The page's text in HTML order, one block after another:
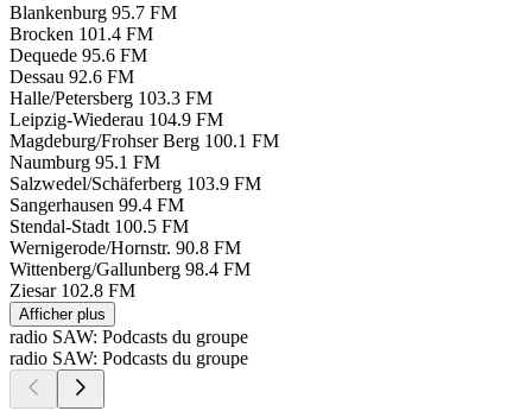
Blankenburg 95.7 FM
Brocken 101.4 FM
Dequede 95.6 FM
Dessau 92.6 FM
Halle/Petersberg 103.3 FM
Leipzig-Wiederau 104.9 FM
Magdeburg/Frohser Berg 100.1 FM
Naumburg 95.1 FM
Salzwedel/Schäferberg 103.9 FM
Sangerhausen 99.4 FM
Stendal-Stadt 100.5 FM
Wernigerode/Hornstr. 90.8 FM
Wittenberg/Gallunberg 98.4 FM
Ziesar 102.8 FM
Afficher plus
radio SAW: Podcasts du groupe
radio SAW: Podcasts du groupe